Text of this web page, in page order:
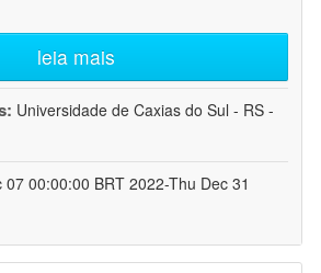
leia mais
Universidade de Caxias do Sul - RS -
07 00:00:00 BRT 2022-Thu Dec 31